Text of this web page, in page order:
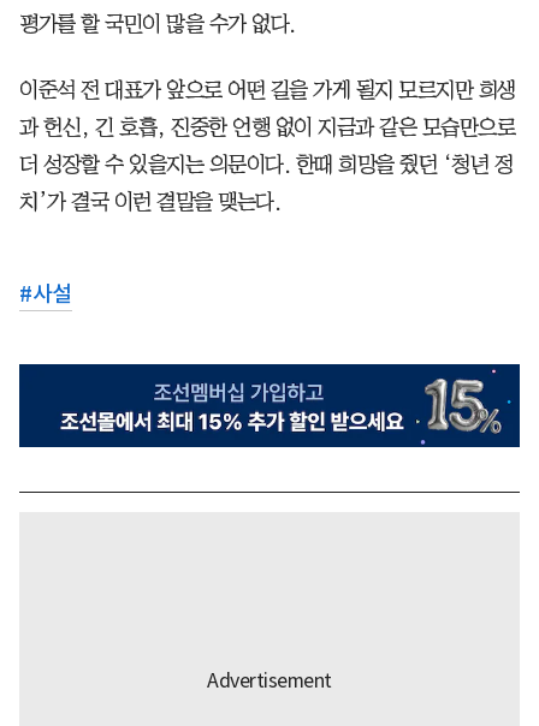
평가를 할 국민이 많을 수가 없다.
이준석 전 대표가 앞으로 어떤 길을 가게 될지 모르지만 희생
과 헌신, 긴 호흡, 진중한 언행 없이 지금과 같은 모습만으로
더 성장할 수 있을지는 의문이다. 한때 희망을 줬던 ‘청년 정
치’가 결국 이런 결말을 맺는다.
#사설